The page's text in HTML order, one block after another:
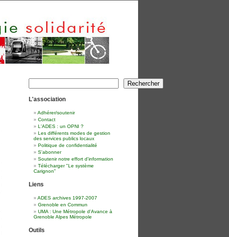
Rechercher Rechercher
L'association
Adhérer/soutenir
Contact
L'ADES : un OPNI ?
Les différents modes de gestion
des services publics locaux
Politique de confidentialité
S'abonner
Soutenir notre effort d'information
Télécharger "Le système
Carignon"
Liens
ADES archives 1997-2007
Grenoble en Commun
UMA : Une Métropole d'Avance à
Grenoble Alpes Métropole
Outils